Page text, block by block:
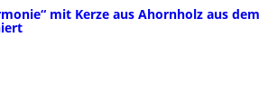
mit Kerze aus Ahornholz aus dem